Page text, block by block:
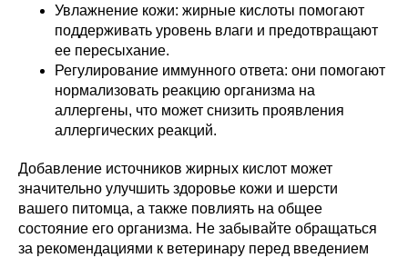
Увлажнение кожи: жирные кислоты помогают
поддерживать уровень влаги и предотвращают
ее пересыхание.
Регулирование иммунного ответа: они помогают
нормализовать реакцию организма на
аллергены, что может снизить проявления
аллергических реакций.
Добавление источников жирных кислот может
значительно улучшить здоровье кожи и шерсти
вашего питомца, а также повлиять на общее
состояние его организма. Не забывайте обращаться
за рекомендациями к ветеринару перед введением